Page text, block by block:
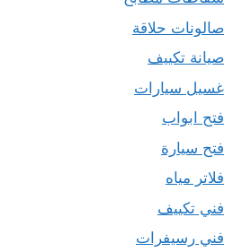
صالونات حلاقة
صيانة تكييف
غسيل سيارات
فتح ابواب
فتح سيارة
فلاتر مياه
فني تكييف
فني رسيفرات